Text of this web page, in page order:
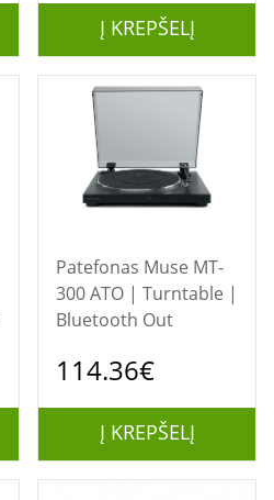
Į KREPŠELĮ
Patefonas Muse MT-
300 ATO | Turntable |
Bluetooth Out
114.36€
Į KREPŠELĮ